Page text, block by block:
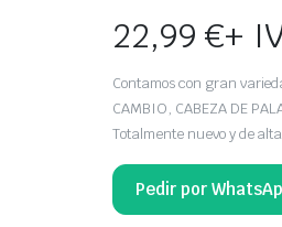
22,99€+
Contamos con gran
CAMBIO, CABEZA DE
Totalmente nuevo y de
Pedir por